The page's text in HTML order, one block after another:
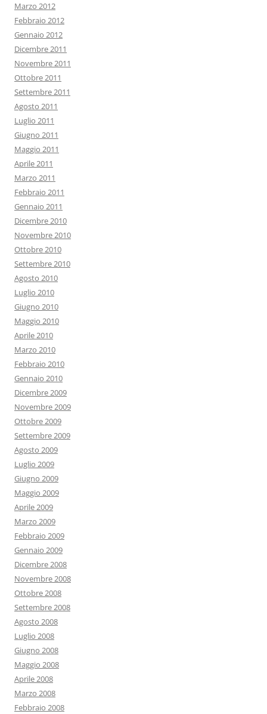
Marzo 2012
Febbraio 2012
Gennaio 2012
Dicembre 2011
Novembre 2011
Ottobre 2011
Settembre 2011
Agosto 2011
Luglio 2011
Giugno 2011
Maggio 2011
Aprile 2011
Marzo 2011
Febbraio 2011
Gennaio 2011
Dicembre 2010
Novembre 2010
Ottobre 2010
Settembre 2010
Agosto 2010
Luglio 2010
Giugno 2010
Maggio 2010
Aprile 2010
Marzo 2010
Febbraio 2010
Gennaio 2010
Dicembre 2009
Novembre 2009
Ottobre 2009
Settembre 2009
Agosto 2009
Luglio 2009
Giugno 2009
Maggio 2009
Aprile 2009
Marzo 2009
Febbraio 2009
Gennaio 2009
Dicembre 2008
Novembre 2008
Ottobre 2008
Settembre 2008
Agosto 2008
Luglio 2008
Giugno 2008
Maggio 2008
Aprile 2008
Marzo 2008
Febbraio 2008